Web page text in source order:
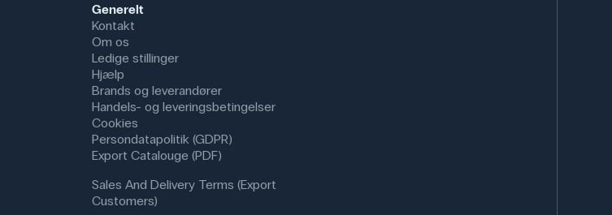
Generelt
Kontakt
Om os
Ledige stillinger
Hjælp
Brands og leverandører
Handels- og leveringsbetingelser
Cookies
Persondatapolitik (GDPR)
Export Catalouge (PDF)
Sales And Delivery Terms (Export
Customers)